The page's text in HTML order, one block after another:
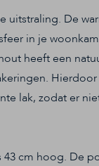
uitstraling. De
in je
heeft een
lak, zodat er
cm hoog. De